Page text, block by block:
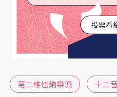
藝術中形成巨大的潮流，
格」。此一風潮席捲歐陸
術與工藝的陳規。「青年
一八六六年在慕尼黑創刊
計作品的《青年》 Die
投票看
第二維也納樂派 十二